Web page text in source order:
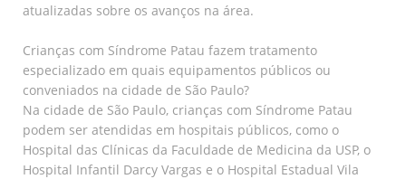
atualizadas sobre os avanços na área.
Crianças com Síndrome Patau fazem tratamento
especializado em quais equipamentos públicos ou
conveniados na cidade de São Paulo?
Na cidade de São Paulo, crianças com Síndrome Patau
podem ser atendidas em hospitais públicos, como o
Hospital das Clínicas da Faculdade de Medicina da USP, o
Hospital Infantil Darcy Vargas e o Hospital Estadual Vila